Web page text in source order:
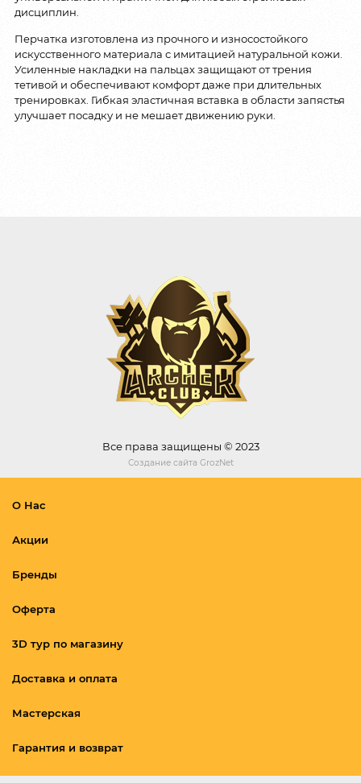
дисциплин.
Перчатка изготовлена из прочного и износостойкого
искусственного материала с имитацией натуральной кожи.
Усиленные накладки на пальцах защищают от трения
тетивой и обеспечивают комфорт даже при длительных
тренировках. Гибкая эластичная вставка в области запястья
улучшает посадку и не мешает движению руки.
Все права защищены © 2023
Создание сайта GrozNet
О Нас
Акции
Бренды
Оферта
3D тур по магазину
Доставка и оплата
Мастерская
Гарантия и возврат